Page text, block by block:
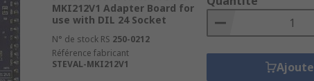
MKI212V1 Adapter Board for
use with DIL 24 Socket
N° de stock RS 250-0212
Référence fabricant
STEVAL-MKI212V1